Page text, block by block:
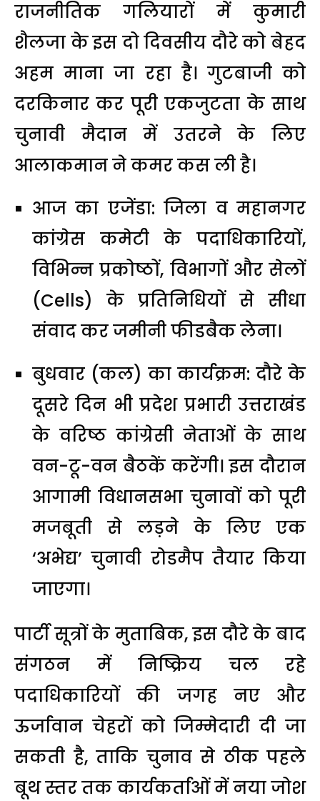
राजनीतिक गलियारों में कुमारी
शैलजा के इस दो दिवसीय दौरे को बेहद
अहम माना जा रहा है। गुटबाजी को
दरकिनार कर पूरी एकजुटता के साथ
चुनावी मैदान में उतरने के लिए
आलाकमान ने कमर कस ली है।
आज का एजेंडा: जिला व महानगर
कांग्रेस कमेटी के पदाधिकारियों,
विभिन्न प्रकोष्ठों, विभागों और सेलों
(Cells) के प्रतिनिधियों से सीधा
संवाद कर जमीनी फीडबैक लेना।
बुधवार (कल) का कार्यक्रम: दौरे के
दूसरे दिन भी प्रदेश प्रभारी उत्तराखंड
के वरिष्ठ कांग्रेसी नेताओं के साथ
वन-टू-वन बैठकें करेंगी। इस दौरान
आगामी विधानसभा चुनावों को पूरी
मजबूती से लड़ने के लिए एक
‘अभेद्य’ चुनावी रोडमैप तैयार किया
जाएगा।
पार्टी सूत्रों के मुताबिक, इस दौरे के बाद
संगठन में निष्क्रिय चल रहे
पदाधिकारियों की जगह नए और
ऊर्जावान चेहरों को जिम्मेदारी दी जा
सकती है, ताकि चुनाव से ठीक पहले
बूथ स्तर तक कार्यकर्ताओं में नया जोश